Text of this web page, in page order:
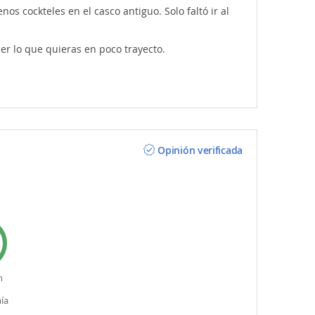
cockteles en el casco antiguo. Solo faltó ir al
lo que quieras en poco trayecto.
Opinión verificada